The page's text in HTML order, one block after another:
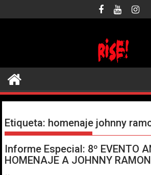
al
Etiqueta: homenaje johnny
Informe Especial: 8º EVENTO
HOMENAJE A JOHNNY